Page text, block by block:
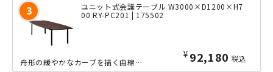
ユニット式会議テーブル W3000×D1200×H7
00 RY-PC201 | 175502
¥ 92,180 税込
舟形の緩やかなカーブを描く曲線が落ち着きのある空間を演出する、4枚の天板をぴった...